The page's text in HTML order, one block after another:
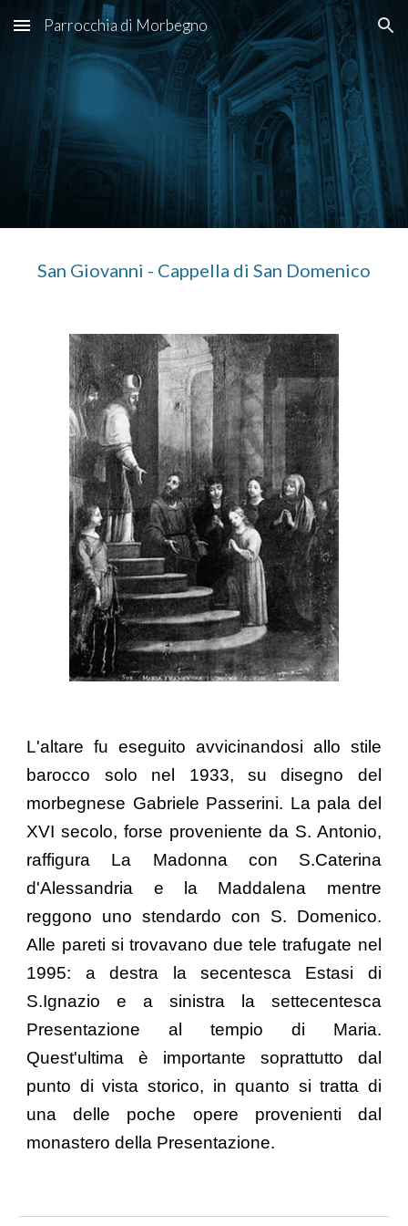
Skip to main content Skip to navigation
Parrocchia di Morbegno
San Giovanni - Cappella di San Domenico
L'altare fu eseguito avvicinandosi allo stile
barocco solo nel 1933, su disegno del
morbegnese Gabriele Passerini. La pala del
XVI secolo, forse proveniente da S. Antonio,
raffigura La Madonna con S.Caterina
d'Alessandria e la Maddalena mentre
reggono uno stendardo con S. Domenico.
Alle pareti si trovavano due tele trafugate nel
1995: a destra la secentesca Estasi di
S.Ignazio e a sinistra la settecentesca
Presentazione al tempio di Maria.
Quest'ultima è importante soprattutto dal
punto di vista storico, in quanto si tratta di
una delle poche opere provenienti dal
monastero della Presentazione.